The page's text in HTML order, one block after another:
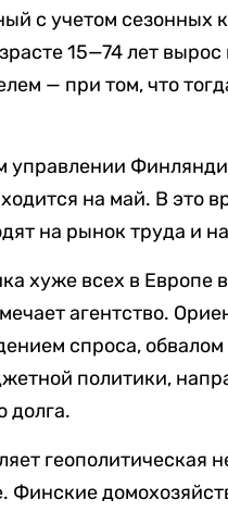
с учетом сезонных
15—74 лет
— при том, что
управлении
на май. В это
на рынок труда и
хуже всех в Европе
агентство.
спроса,
политики,
долга.
геополитическая